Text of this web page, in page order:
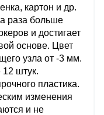
картон и др.
раза больше
и достигает
основе. Цвет
узла от -3 мм.
12 штук.
пластика.
изменения
и не